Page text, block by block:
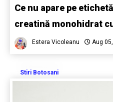
Ce nu apare pe
creatină monohidrat
Estera Vicoleanu Aug
Stiri Botosani